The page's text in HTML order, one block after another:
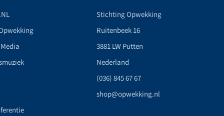
Stichting Opwekking
Ruitenbeek 16
3881 LW Putten
Nederland
(036) 845 67 67
shop@opwekking.nl